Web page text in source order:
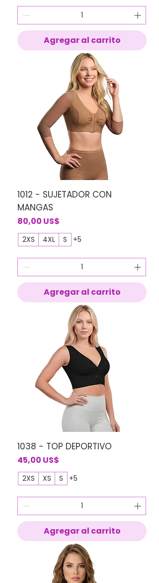
Agregar al carrito
1012 - SUJETADOR CON
MANGAS
Precio
80,00 US$
2XS 4XL S +5
Agregar al carrito
1038 - TOP DEPORTIVO
Precio
45,00 US$
2XS XS S +5
Agregar al carrito